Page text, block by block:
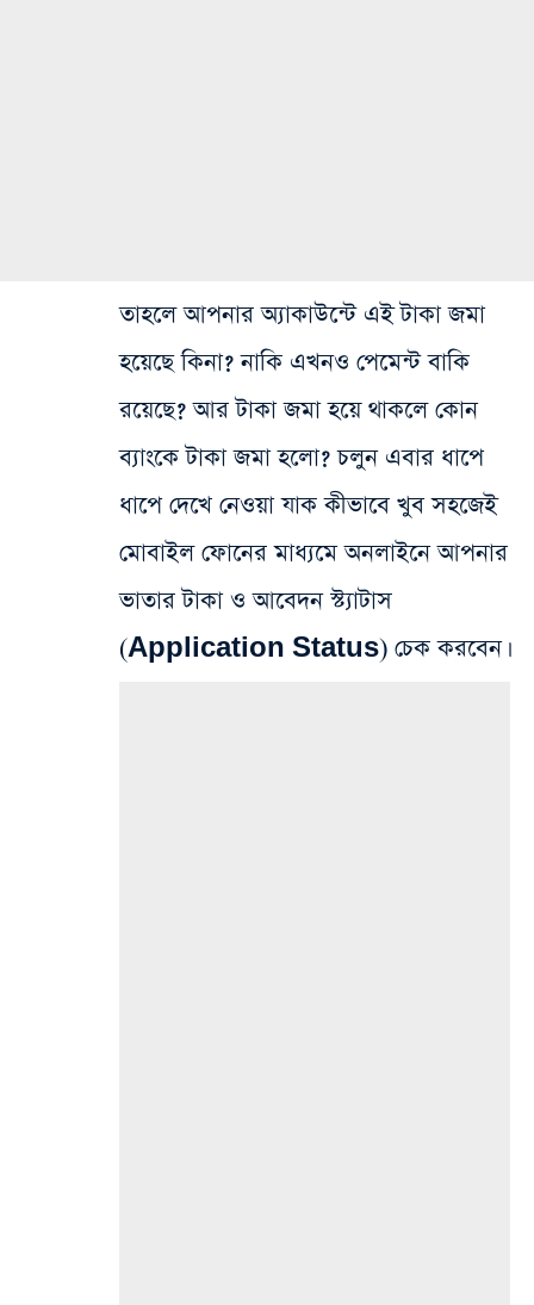
তাহলে আপনার অ্যাকাউন্টে এই টাকা জমা
হয়েছে কিনা? নাকি এখনও পেমেন্ট বাকি
রয়েছে? আর টাকা জমা হয়ে থাকলে কোন
ব্যাংকে টাকা জমা হলো? চলুন এবার ধাপে
ধাপে দেখে নেওয়া যাক কীভাবে খুব সহজেই
মোবাইল ফোনের মাধ্যমে অনলাইনে আপনার
ভাতার টাকা ও আবেদন স্ট্যাটাস
(Application Status) চেক করবেন।